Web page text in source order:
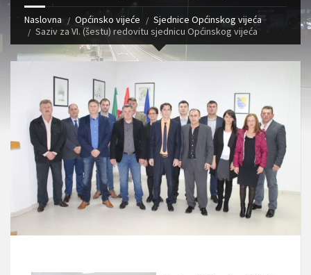
Naslovna Općinsko vijeće
Sjednice Općinskog vijeća
Saziv za VI. (šestu) redovitu sjednicu Općinskog vijeća